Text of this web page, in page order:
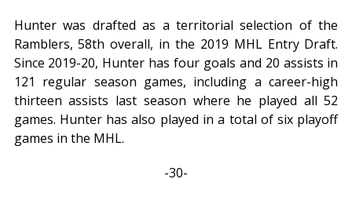
Hunter was drafted as a territorial selection of the
Ramblers, 58th overall, in the 2019 MHL Entry Draft.
Since 2019-20, Hunter has four goals and 20 assists in
121 regular season games, including a career-high
thirteen assists last season where he played all 52
games. Hunter has also played in a total of six playoff
games in the MHL.
-30-